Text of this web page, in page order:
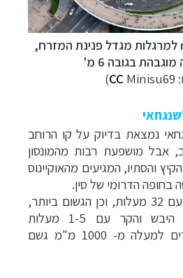
אי התנועה mingzhu למרגלות מגדל פנינת המזרח,
בגובה 6 מ'
CC Minisu69)
נמצאת בדיוק על קו הרוחב
אבל מושפעת רבות מהמונסון
והסתיו, המגיעים מהאוקיינוס
בחופה הדרומי של סין.
יולי הוא החודש החם, עם 32 מעלות, וכן הגשום ביותר,
בעוד שדצמבר הוא היבש והקר עם 1-5 מעלות
צלזיוס. בממוצע יורדים למעלה מ- 1000 מ"מ גשם